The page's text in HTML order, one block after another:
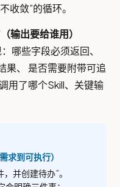
收敛”的循环。
输出要给谁用）
哪些字段必须返回、
果、 是否需要附带可追
用了哪个Skill、关键输
到可执行）
并创建待办”。